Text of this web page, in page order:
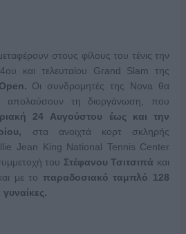
στους φίλους του τένις την
και τελευταίου Grand Slam της
Open. Οι συνδρομητές της Nova θα
απολαύσουν τη διοργάνωση, που
24
Αυγούστου έως και την
στα ανοιχτά κορτ σκληρής
Jean King National Tennis Center
του Στέφανου Τσιτσιπά και
με το παραδοσιακό ταμπλό 128